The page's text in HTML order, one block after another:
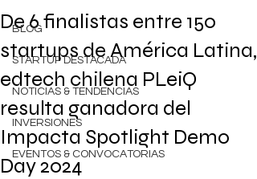
BLOG
STARTUP DESTACADA
NOTICIAS & TENDENCIAS
INVERSIONES
EVENTOS & CONVOCATORIAS
De 6 finalistas entre 150
startups de América Latina,
edtech chilena PLeiQ
resulta ganadora del
Impacta Spotlight Demo
Day 2024